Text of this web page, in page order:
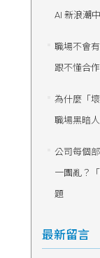
AI 新浪潮
職場不會
跟不懂合
為什麼「
職場黑暗
公司每個
一團亂？
題
最新留言